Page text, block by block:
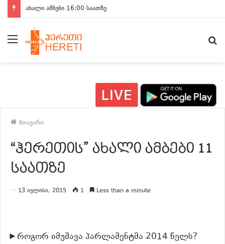
ახალი ამბები 16:00 საათზე
მენიუ
მთავარი
“ჰერეთის” ახალი ამბები 11
საათზე
13 ივლისი, 2015 1 Less than a minute
►როგორ იმუშავა პარლამენტმა 2014 წელს?